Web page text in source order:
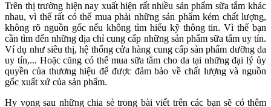
Trên thị trường hiện nay xuất hiện rất nhiều sản phẩm sữa tắm khác
nhau, vì thế rất có thể mua phải những sản phẩm kém chất lượng,
không rõ nguồn gốc nếu không tìm hiểu kỹ thông tin. Vì thế bạn
cần tìm đến những địa chỉ cung cấp những sản phẩm sữa tắm uy tín.
Ví dụ như siêu thị, hệ thống cửa hàng cung cấp sản phẩm dưỡng da
uy tín,... Hoặc cũng có thể mua sữa tắm cho da tại những đại lý ủy
quyền của thương hiệu để được đảm bảo về chất lượng và nguồn
gốc xuất xứ của sản phẩm.
Hy vọng sau những chia sẻ trong bài viết trên các bạn sẽ có thêm